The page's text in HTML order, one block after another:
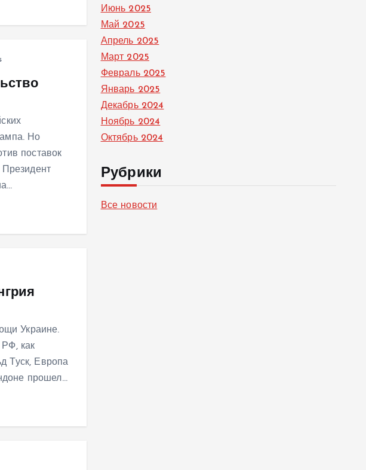
Но
поставок
Украине.
как
Туск, Европа
прошел…
Июнь 2025
Май 2025
Апрель 2025
Март 2025
Февраль 2025
Январь 2025
Декабрь 2024
Ноябрь 2024
Октябрь 2024
Рубрики
Все новости